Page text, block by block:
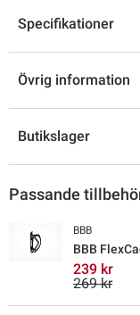
Specifikationer
Övrig information
Butikslager
Passande
BBB
BBB
239 kr
269 kr